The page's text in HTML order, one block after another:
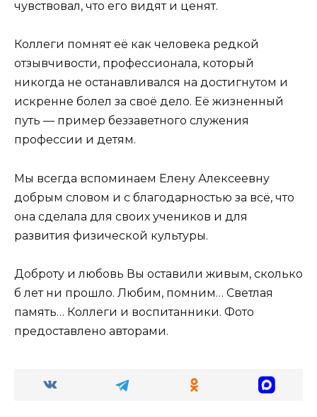
чувствовал, что его видят и ценят.
Коллеги помнят её как человека редкой
отзывчивости, профессионала, который
никогда не останавливался на достигнутом и
искренне болел за своё дело. Её жизненный
путь — пример беззаветного служения
профессии и детям.
Мы всегда вспоминаем Елену Алексеевну
добрым словом и с благодарностью за всё, что
она сделала для своих учеников и для
развития физической культуры.
Доброту и любовь Вы оставили живым, сколько
б лет ни прошло. Любим, помним… Светлая
память… Коллеги и воспитанники. Фото
предоставлено авторами.